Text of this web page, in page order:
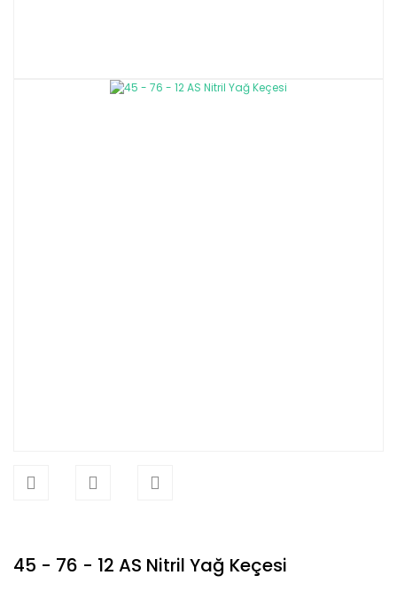
45 - 76 - 12 AS Nitril Yağ Keçesi